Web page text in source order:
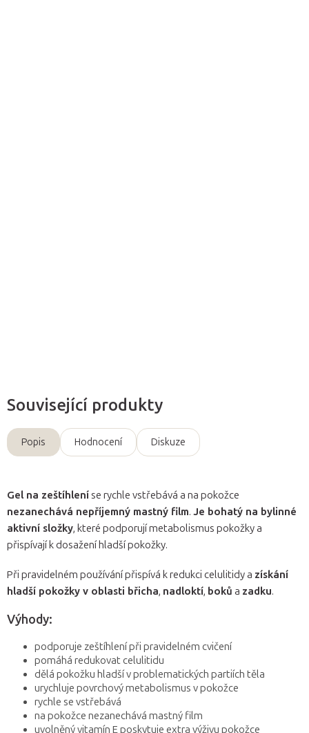
Související produkty
Popis Hodnocení Diskuze
Gel na zeštíhleníse rychle vstřebává a na pokožce
nezanechává nepříjemný mastný film. Je bohatý na bylinné
aktivní složky, které podporují metabolismus pokožky a
přispívají k dosažení hladší pokožky.
Při pravidelném používání přispívá k redukci celulitidy a získání
hladší pokožky v oblasti břicha, nadloktí, boků a zadku.
Výhody:
podporuje zeštíhlení při pravidelném cvičení
pomáhá redukovat celulitidu
dělá pokožku hladší v problematických partiích těla
urychluje povrchový metabolismus v pokožce
rychle se vstřebává
na pokožce nezanechává mastný film
uvolněný vitamín E poskytuje extra výživu pokožce